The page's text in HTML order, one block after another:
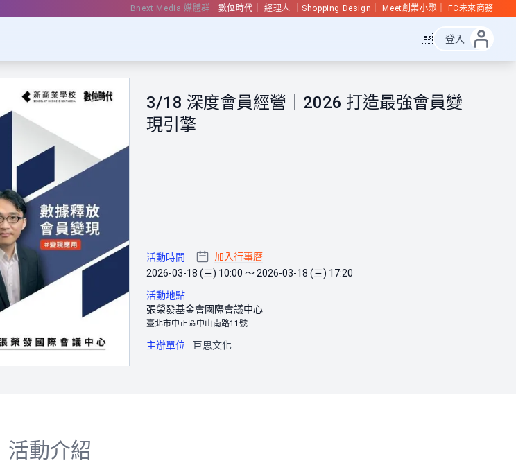
Bnext Media 媒體群 數位時代 經理人 Shopping Design Meet創業小聚 FC未來商務
 登入
3/18 深度會員經營｜2026 打造最強會員變
現引擎
活動時間
加入行事曆
2026-03-18 (三) 10:00 ～ 2026-03-18 (三) 17:20
活動地點
張榮發基金會國際會議中心
臺北市中正區中山南路11號
主辦單位 巨思文化
活動介紹